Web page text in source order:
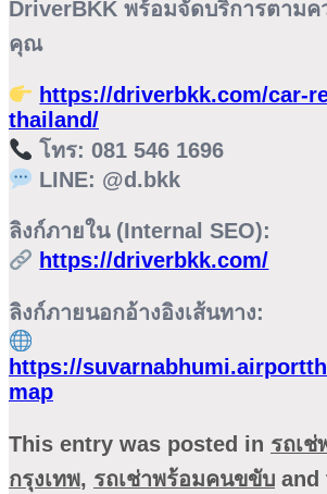
DriverBKK พร้อมจัดบริการตามค
คุณ
https://driverbkk.com/car-
thailand/
โทร:081 546 1696
LINE: @d.bkk
ลิงก์ภายใน (Internal SEO):
https://driverbkk.com/
ลิงก์ภายนอกอ้างอิงเส้นทาง:
https://
map
This entry was posted in รถเ
กรุงเทพ, รถเช่าพร้อมคนขขับ and